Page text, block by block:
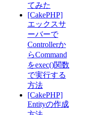
てみた
[CakePHP]
エックスサ
ーバーで
Controllerか
らCommand
をexec()関数
で実行する
方法
[CakePHP]
Entityの作成